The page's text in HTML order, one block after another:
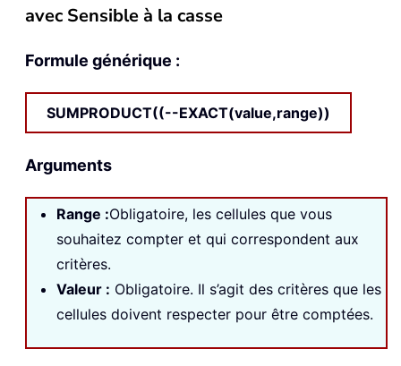
avec Sensible à la casse
Formule générique :
SUMPRODUCT((--EXACT(value,range))
Arguments
Range :Obligatoire, les cellules que vous
souhaitez compter et qui correspondent aux
critères.
Valeur : Obligatoire. Il s’agit des critères que les
cellules doivent respecter pour être comptées.